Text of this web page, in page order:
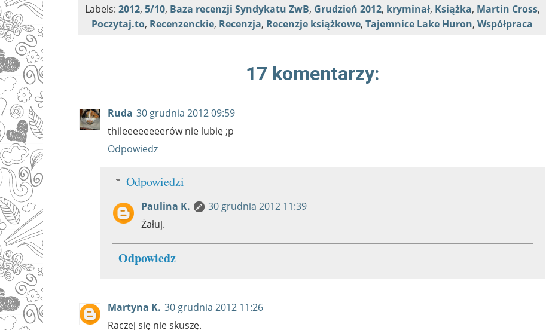
Labels: 2012, 5/10, Baza recenzji Syndykatu ZwB, Grudzień 2012, kryminał, Książka, Martin Cross,
Poczytaj.to, Recenzenckie, Recenzja, Recenzje książkowe, Tajemnice Lake Huron, Współpraca
17 komentarzy:
Ruda 30 grudnia 2012 09:59
thileeeeeeeerów nie lubię ;p
Odpowiedz
Odpowiedzi
Paulina K.
30 grudnia 2012 11:39
Żałuj.
Odpowiedz
Martyna K. 30 grudnia 2012 11:26
Raczej się nie skuszę.